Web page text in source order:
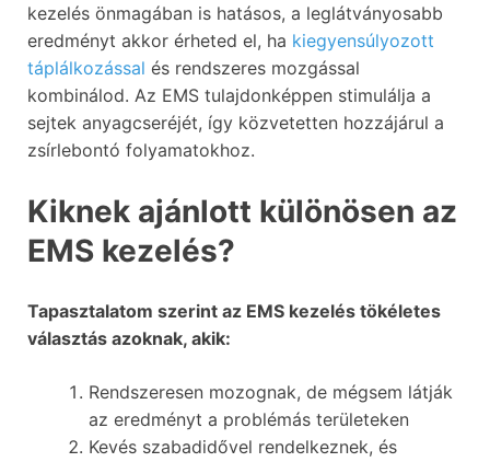
kezelés önmagában is hatásos, a leglátványosabb
eredményt akkor érheted el, ha kiegyensúlyozott
táplálkozással és rendszeres mozgással
kombinálod. Az EMS tulajdonképpen stimulálja a
sejtek anyagcseréjét, így közvetetten hozzájárul a
zsírlebontó folyamatokhoz.
Kiknek ajánlott különösen az
EMS kezelés?
Tapasztalatom szerint az EMS kezelés tökéletes
választás azoknak, akik:
Rendszeresen mozognak, de mégsem látják
az eredményt a problémás területeken
Kevés szabadidővel rendelkeznek, és